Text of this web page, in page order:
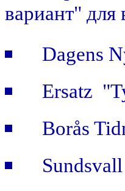
вариант"
Dagens
Ersatz
Borås